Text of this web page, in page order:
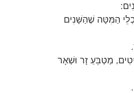
הַמִּטָּה שֶׁהַשָּׁנִים
מַטְבֵּעַ זָר וּשְׁאָר